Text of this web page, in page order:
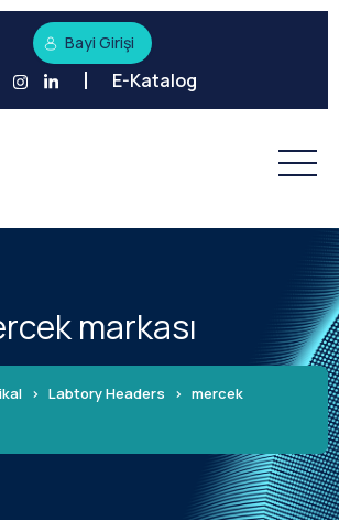
Bayi Girişi
E-Katalog
markası
> Labtory Headers > mercek